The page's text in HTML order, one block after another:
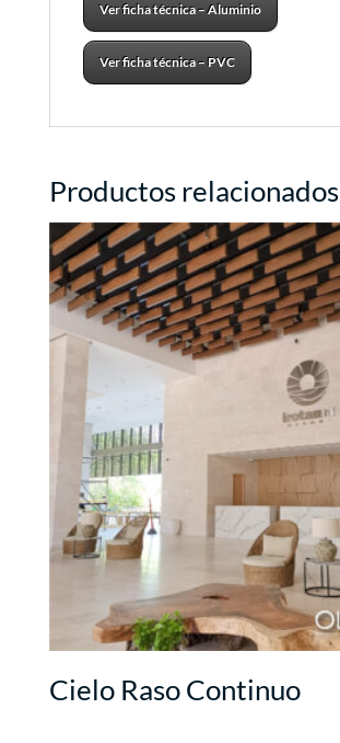
Ver ficha técnica – Aluminio
Ver ficha técnica – PVC
Productos relacionados
Cielo Raso Continuo